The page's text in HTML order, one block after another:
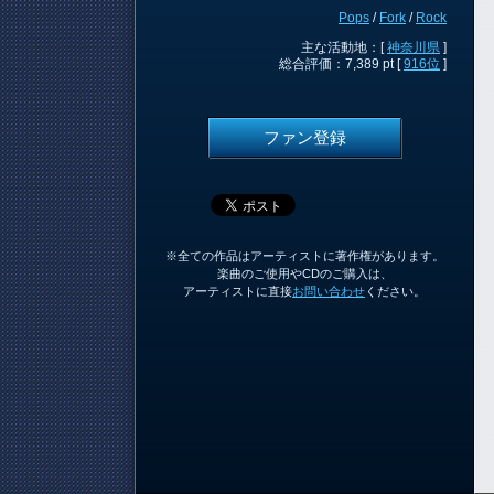
Pops / Fork / Rock
主な活動地：[神奈川県 ]
総合評価：7,389 pt [916位 ]
ファン登録
※全ての作品はアーティストに著作権があります。
楽曲のご使用やCDのご購入は、
アーティストに直接お問い合わせ ください。